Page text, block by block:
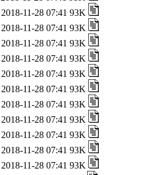
2018-11-28 07:41 93K
2018-11-28 07:41 93K
2018-11-28 07:41 93K
2018-11-28 07:41 93K
2018-11-28 07:41 93K
2018-11-28 07:41 93K
2018-11-28 07:41 93K
2018-11-28 07:41 93K
2018-11-28 07:41 93K
2018-11-28 07:41 93K
2018-11-28 07:41 93K